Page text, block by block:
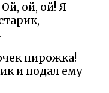
ой, ой! Я
пирожка!
и подал ему